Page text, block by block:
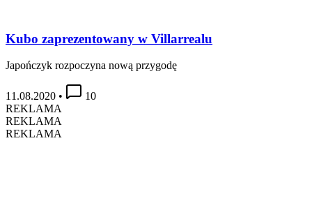
Kubo zaprezentowany w Villarrealu
Japończyk rozpoczyna nową przygodę
11.08.2020 •
10
REKLAMA
REKLAMA
REKLAMA